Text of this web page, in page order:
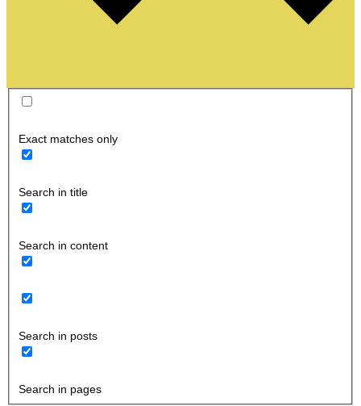
Exact matches only
Search in title
Search in content
Search in posts
Search in pages